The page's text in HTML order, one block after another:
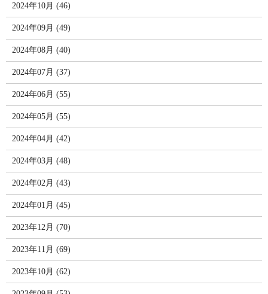
2024年10月 (46)
2024年09月 (49)
2024年08月 (40)
2024年07月 (37)
2024年06月 (55)
2024年05月 (55)
2024年04月 (42)
2024年03月 (48)
2024年02月 (43)
2024年01月 (45)
2023年12月 (70)
2023年11月 (69)
2023年10月 (62)